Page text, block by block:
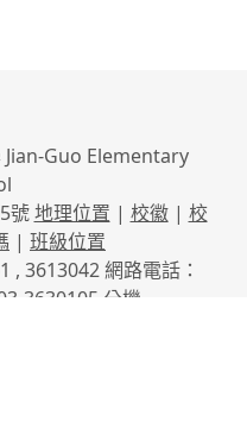
Jian-Guo Elementary
號地理位置 | 校徽| 校
| 班級位置
, 3613042 網路電話：
3630105 分機